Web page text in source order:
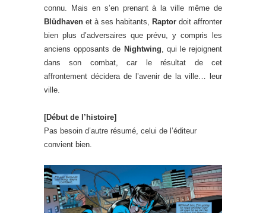
connu. Mais en s’en prenant à la ville même de
Blüdhaven et à ses habitants, Raptor doit affronter
bien plus d’adversaires que prévu, y compris les
anciens opposants de Nightwing, qui le rejoignent
dans son combat, car le résultat de cet
affrontement décidera de l’avenir de la ville… leur
ville.
[Début de l’histoire]
Pas besoin d’autre résumé, celui de l’éditeur
convient bien.